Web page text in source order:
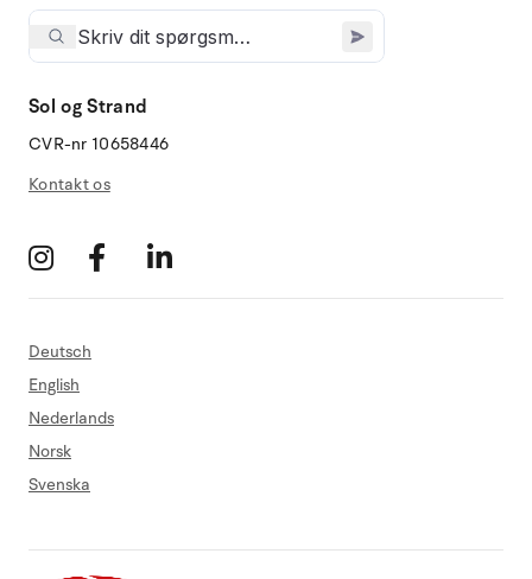
Sol og Strand
CVR-nr 10658446
Kontakt os
Deutsch
English
Nederlands
Norsk
Svenska